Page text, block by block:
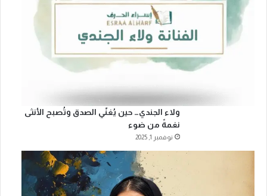
ولاء الجندي… حين يُغنّي الصدق وتُصبح الأنثى
نغمةً من ضوء
نوفمبر 1, 2025